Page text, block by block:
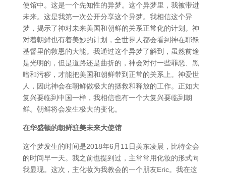
使馆中。这是一个先知性的异梦。这个异梦里，我被带进
未来。这是我第一次公开分享这个异梦。我相信这个异
梦，揭示了神对未来美国和朝鲜的关系正常化的计划。神
对着朝鲜也有着美妙的计划，全世界人都会看到神在耶稣
基督里的救恩的大能。我通过这个异梦了解到，虽然前途
是光明的，但是道路还是曲折的，神会对付一些罪恶、黑
暗和污秽，才能把美国和朝鲜带到正常的关系上。神爱世
人，因此神会在朝鲜做极大的拯救和释放的工作。正如大
复兴要临到中国一样，我相信也有一个大复兴要临到朝
鲜。朝鲜将会发生极大的变化。
在华盛顿的朝鲜驻美未来大使馆
这个梦发生的时间是2018年6月11日美东凌晨，比特金会
的时间早一天。我之前也提到过，主常常用化妆的形式向
我显现。这次，主化妆为我教会的一个朋友Eric。我在这